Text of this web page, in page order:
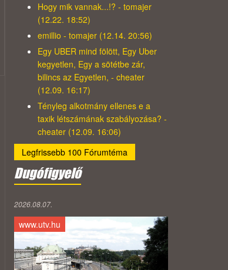
Hogy mik vannak...!? - tomajer
(12.22. 18:52)
emillio - tomajer (12.14. 20:56)
Egy UBER mind fölött, Egy Uber
kegyetlen, Egy a sötétbe zár,
bilincs az Egyetlen, - cheater
(12.09. 16:17)
Tényleg alkotmány ellenes e a
taxik létszámának szabályozása? -
cheater (12.09. 16:06)
Legfrissebb 100 Fórumtéma
Dugófigyelő
2026.08.07.
www.utv.hu